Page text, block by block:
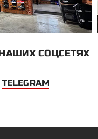
СОЦСЕТЯХ
TELEGRAM